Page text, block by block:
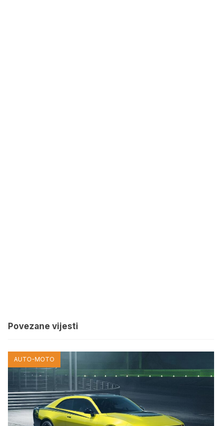
Povezane vijesti
AUTO-MOTO